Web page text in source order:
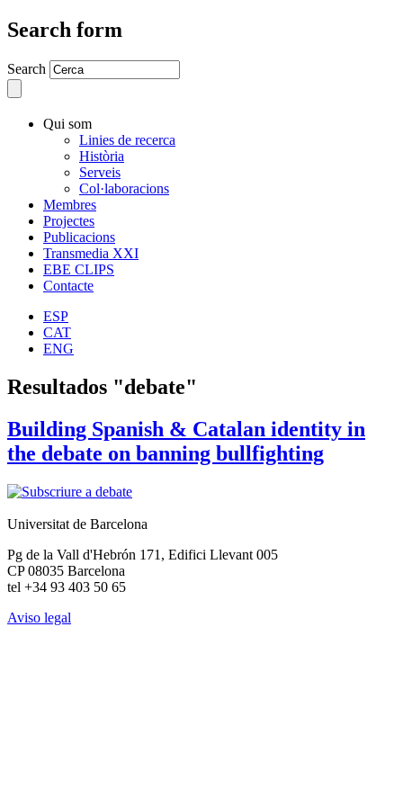
Search form
Search
Qui som
Linies de recerca
Història
Serveis
Col·laboracions
Membres
Projectes
Publicacions
Transmedia XXI
EBE CLIPS
Contacte
ESP
CAT
ENG
Resultados "debate"
Building Spanish & Catalan identity in
the debate on banning bullfighting
Universitat de Barcelona
Pg de la Vall d'Hebrón 171, Edifici Llevant 005
CP 08035 Barcelona
tel +34 93 403 50 65
Aviso legal